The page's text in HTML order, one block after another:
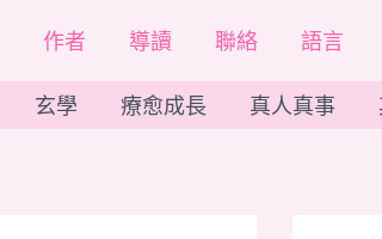
作者 導讀 聯絡 語言
玄學 療愈成長 真人真事